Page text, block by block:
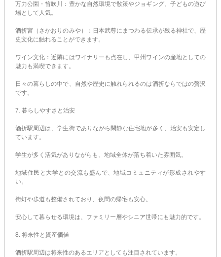
万力公園・笛吹川：豊かな自然環境で散策やジョギング、子どもの遊び
場として人気。
酒折宮（さかおりのみや）：日本武尊にまつわる伝承が残る神社で、歴
史文化に触れることができます。
ワイン文化：近隣にはワイナリーも点在し、甲州ワインの産地としての
魅力も満喫できます。
日々の暮らしの中で、自然や歴史に触れられるのは酒折ならではの贅沢
です。
7. 暮らしやすさと治安
酒折駅周辺は、学生街でありながら閑静な住宅地が多く、治安も安定し
ています。
学生が多く活気がありながらも、地域全体が落ち着いた雰囲気。
地域住民と大学との交流も盛んで、地域コミュニティが形成されやす
い。
街灯や歩道も整備されており、夜間の帰宅も安心。
安心して暮らせる環境は、ファミリー層やシニア世帯にも魅力的です。
8. 将来性と資産価値
酒折駅周辺は将来性のあるエリアとしても注目されています。